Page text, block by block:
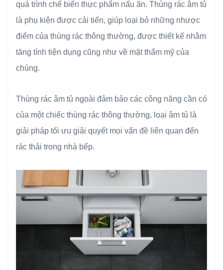
quá trình chế biến thực phẩm nấu ăn. Thùng rác âm tủ
là phụ kiện được cải tiến, giúp loại bỏ những nhược
điểm của thùng rác thông thường, được thiết kế nhằm
tăng tính tiện dụng cũng như về mặt thẩm mỹ của
chúng.
Thùng rác âm tủ ngoài đảm bảo các công năng cần có
của một chiếc thùng rác thông thường, loại âm tủ là
giải pháp tối ưu giải quyết mọi vấn đề liên quan đến
rác thải trong nhà bếp.